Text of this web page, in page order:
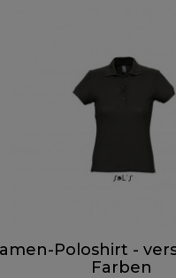
Poloshirt -
Farben